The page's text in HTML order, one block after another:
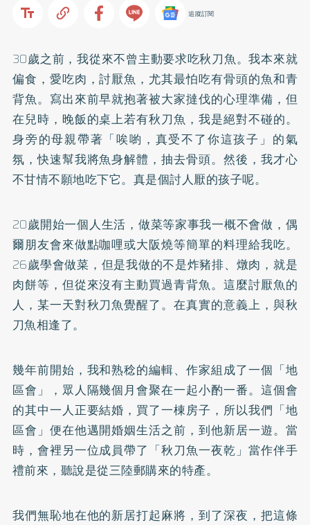
追蹤訂閱
30歲之前，我從來不曾主動要求吃秋刀魚。我本來就
偏食，愛吃肉，討厭魚，尤其最怕吃有骨頭的魚和青
背魚。寫出來前早就抱著被大家撻伐的心理準備，但
在兒時，晚飯的桌上若有秋刀魚，我是絕對不碰的。
身旁的母親帶著「唉喲，真受不了你這孩子」的氣
氛，快速幫我將魚身解體，抽去骨頭。然後，我才心
不甘情不願地吃下它。真是個討人厭的孩子呢。
20歲開始一個人生活，做菜等家事我一概不會做，偶
爾朋友會來做點咖哩或大阪燒等簡單的料理給我吃。
26歲學會做菜，但是我做的不是炸豬排、燉肉，就是
肉餅等，但從來沒有主動買過青背魚。這麼討厭魚的
人，某一天對秋刀魚覺醒了。在真實的意義上，與秋
刀魚相逢了。
幾年前開始，我和熟稔的編輯、作家組成了一個「地
區會」，眾人隔幾個月會聚在一起小酌一番。這個會
的其中一人正要結婚，買了一棟房子，所以我們「地
區會」便在他邁開婚姻生活之前，到他新居一遊。當
時，會裡另一位成員帶了「秋刀魚一夜乾」當作伴手
禮前來，聽說是從三陸郵購來的特產。
我們無恥地在他的新居打起麻將，到了深夜，把這條